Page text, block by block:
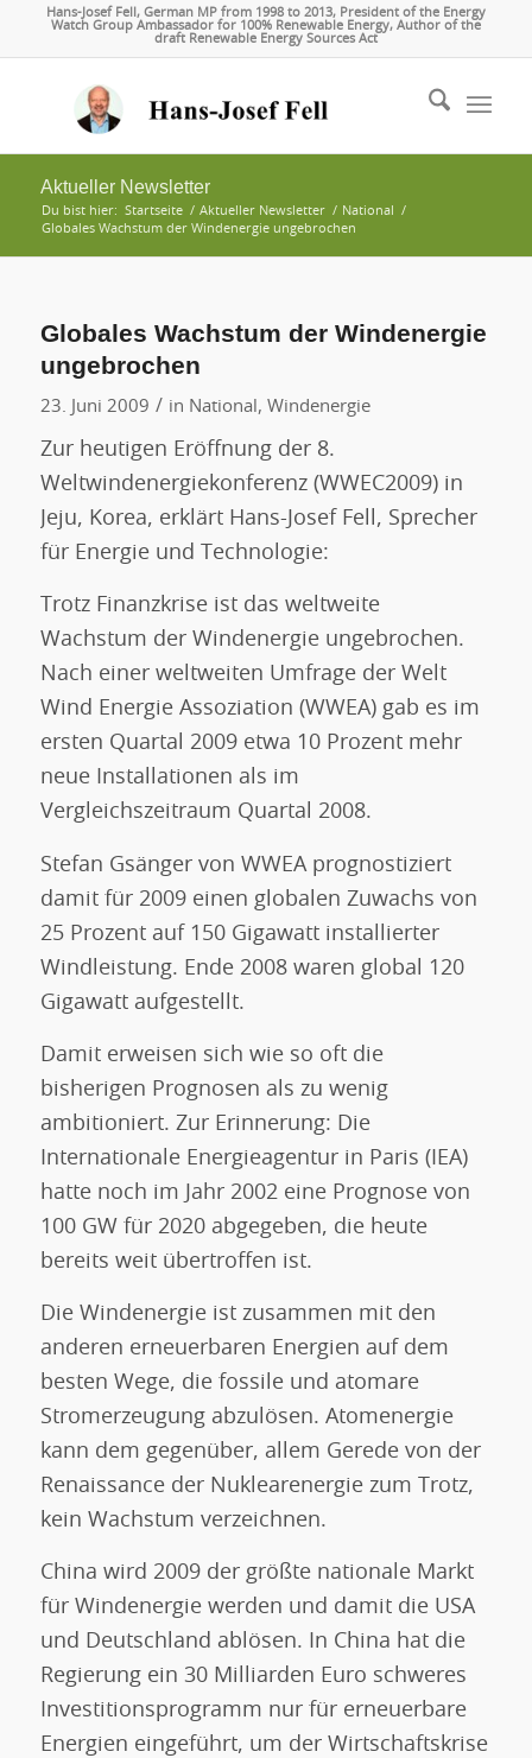
Hans-Josef Fell, German MP from 1998 to 2013, President of the Energy
Watch Group Ambassador for 100% Renewable Energy, Author of the
draft Renewable Energy Sources Act
Aktueller Newsletter
Du bist hier: Startseite / Aktueller Newsletter / National
/
Globales Wachstum der Windenergie ungebrochen
Globales Wachstum der Windenergie
ungebrochen
23. Juni 2009 / in National , Windenergie
Zur heutigen Eröffnung der 8.
Weltwindenergiekonferenz (WWEC2009) in
Jeju, Korea, erklärt Hans-Josef Fell, Sprecher
für Energie und Technologie:
Trotz Finanzkrise ist das weltweite
Wachstum der Windenergie ungebrochen.
Nach einer weltweiten Umfrage der Welt
Wind Energie Assoziation (WWEA) gab es im
ersten Quartal 2009 etwa 10 Prozent mehr
neue Installationen als im
Vergleichszeitraum Quartal 2008.
Stefan Gsänger von WWEA prognostiziert
damit für 2009 einen globalen Zuwachs von
25 Prozent auf 150 Gigawatt installierter
Windleistung. Ende 2008 waren global 120
Gigawatt aufgestellt.
Damit erweisen sich wie so oft die
bisherigen Prognosen als zu wenig
ambitioniert. Zur Erinnerung: Die
Internationale Energieagentur in Paris (IEA)
hatte noch im Jahr 2002 eine Prognose von
100 GW für 2020 abgegeben, die heute
bereits weit übertroffen ist.
Die Windenergie ist zusammen mit den
anderen erneuerbaren Energien auf dem
besten Wege, die fossile und atomare
Stromerzeugung abzulösen. Atomenergie
kann dem gegenüber, allem Gerede von der
Renaissance der Nuklearenergie zum Trotz,
kein Wachstum verzeichnen.
China wird 2009 der größte nationale Markt
für Windenergie werden und damit die USA
und Deutschland ablösen. In China hat die
Regierung ein 30 Milliarden Euro schweres
Investitionsprogramm nur für erneuerbare
Energien eingeführt, um der Wirtschaftskrise